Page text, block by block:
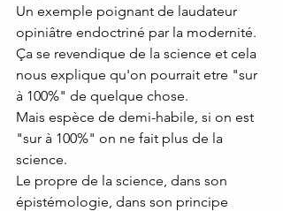
Un exemple poignant de laudateur
opiniâtre endoctriné par la modernité.
Ça se revendique de la science et cela
nous explique qu'on pourrait etre "sur
à 100%" de quelque chose.
Mais espèce de demi-habile, si on est
"sur à 100%" on ne fait plus de la
science.
Le propre de la science, dans son
épistémologie, dans son principe